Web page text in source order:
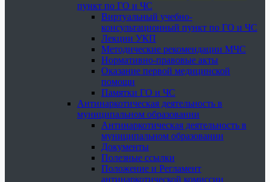
пункт по ГО и ЧС
Виртуальный учебно-
консультационный пункт по ГО и ЧС
Лекции УКП
Методические рекомендации МЧС
Нормативно-правовые акты
Оказание первой медицинской
помощи
Памятки ГО и ЧС
Антинаркотическая деятельность в
муниципальном образовании
Антинаркотическая деятельность в
муниципальном образовании
Документы
Полезные ссылки
Положение и Регламент
антинаркотической комиссии